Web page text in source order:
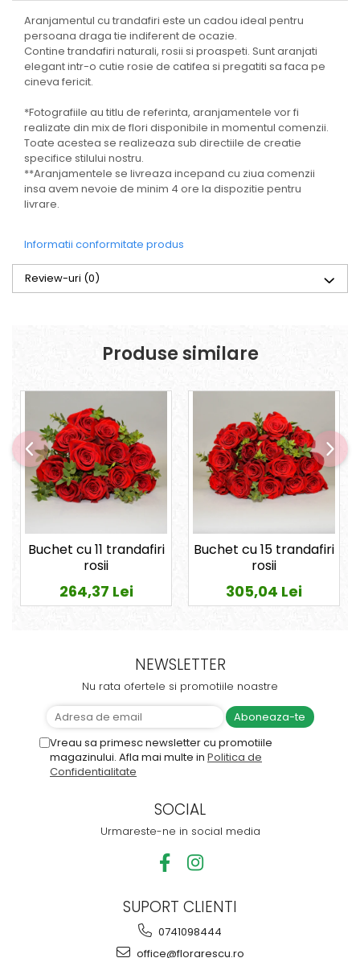
Aranjamentul cu trandafiri este un cadou ideal pentru
persoana draga tie indiferent de ocazie.
Contine trandafiri naturali, rosii si proaspeti. Sunt aranjati
elegant intr-o cutie rosie de catifea si pregatiti sa faca pe
cineva fericit.
*Fotografiile au titlu de referinta, aranjamentele vor fi
realizate din mix de flori disponibile in momentul comenzii.
Toate acestea se realizeaza sub directiile de creatie
specifice stilului nostru.
**Aranjamentele se livreaza incepand cu ziua comenzii
insa avem nevoie de minim 4 ore la dispozitie pentru
livrare.
Informatii conformitate produs
Review-uri (0)
Produse similare
Buchet cu 11 trandafiri
rosii
264,37 Lei
Buchet cu 15 trandafiri
rosii
305,04 Lei
NEWSLETTER
Nu rata ofertele si promotiile noastre
Vreau sa primesc newsletter cu promotiile
magazinului. Afla mai multe in Politica de
Confidentialitate
SOCIAL
Urmareste-ne in social media
SUPORT CLIENTI
0741098444
office@florarescu.ro